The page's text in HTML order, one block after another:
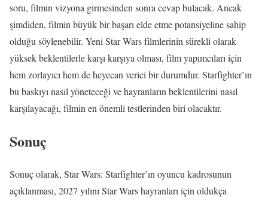
soru, filmin vizyona girmesinden sonra cevap bulacak. Ancak
şimdiden, filmin büyük bir başarı elde etme potansiyeline sahip
olduğu söylenebilir. Yeni Star Wars filmlerinin sürekli olarak
yüksek beklentilerle karşı karşıya olması, film yapımcıları için
hem zorlayıcı hem de heyecan verici bir durumdur. Starfighter’ın
bu baskıyı nasıl yöneteceği ve hayranların beklentilerini nasıl
karşılayacağı, filmin en önemli testlerinden biri olacaktır.
Sonuç
Sonuç olarak, Star Wars: Starfighter’ın oyuncu kadrosunun
açıklanması, 2027 yılını Star Wars hayranları için oldukça